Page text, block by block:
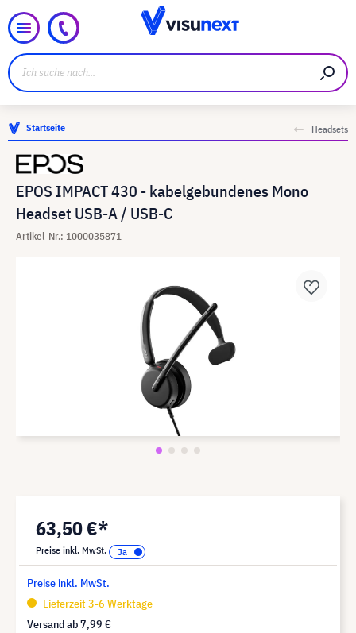
Startseite Headsets
EPOS IMPACT 430 - kabelgebundenes Mono
Headset USB-A / USB-C
Artikel-Nr.: 1000035871
63,50 €*
Preise inkl. MwSt.
Preise inkl. MwSt.
Lieferzeit 3-6 Werktage
Versand ab7,99 €